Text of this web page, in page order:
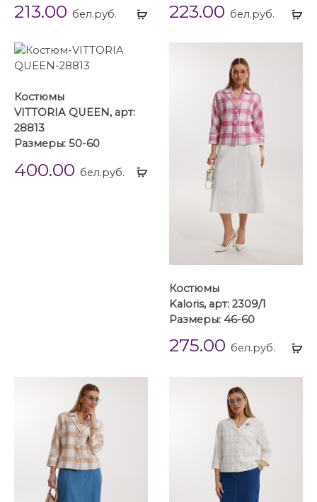
Выбрать
213.00 бел.руб. 223.00 бел.руб.
Выбрать
Костюмы
VITTORIA QUEEN, арт:
28813
Размеры: 50-60
400.00 бел.руб.
Костюмы
Kaloris, арт: 2309/1
Размеры: 46-60
275.00 бел.руб.